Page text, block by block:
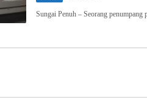
Sungai Penuh – Seorang